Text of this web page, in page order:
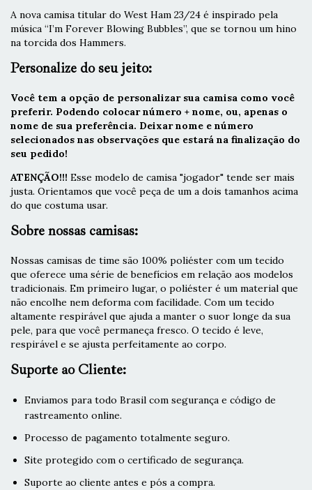
A nova camisa titular do West Ham 23/24 é inspirado pela
música “I’m Forever Blowing Bubbles”, que se tornou um hino
na torcida dos Hammers.
Personalize do seu jeito:
Você tem a opção de personalizar sua camisa como você
preferir. Podendo colocar número + nome, ou, apenas o
nome de sua preferência. Deixar nome e número
selecionados nas observações que estará na finalização do
seu pedido!
ATENÇÃO!!! Esse modelo de camisa "jogador" tende ser mais
justa. Orientamos que você peça de um a dois tamanhos acima
do que costuma usar.
Sobre nossas camisas:
Nossas camisas de time são 100% poliéster com um tecido
que oferece uma série de benefícios em relação aos modelos
tradicionais. Em primeiro lugar, o poliéster é um material que
não encolhe nem deforma com facilidade. Com um tecido
altamente respirável que ajuda a manter o suor longe da sua
pele, para que você permaneça fresco. O tecido é leve,
respirável e se ajusta perfeitamente ao corpo.
Suporte ao Cliente:
Enviamos para todo Brasil com segurança e código de
rastreamento online.
Processo de pagamento totalmente seguro.
Site protegido com o certificado de segurança.
Suporte ao cliente antes e pós a compra.